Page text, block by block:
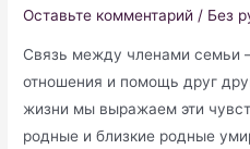
Оставьте комментарий / Без
Связь между членами семьи
отношения и помощь друг
жизни мы выражаем эти
родные и близкие родные